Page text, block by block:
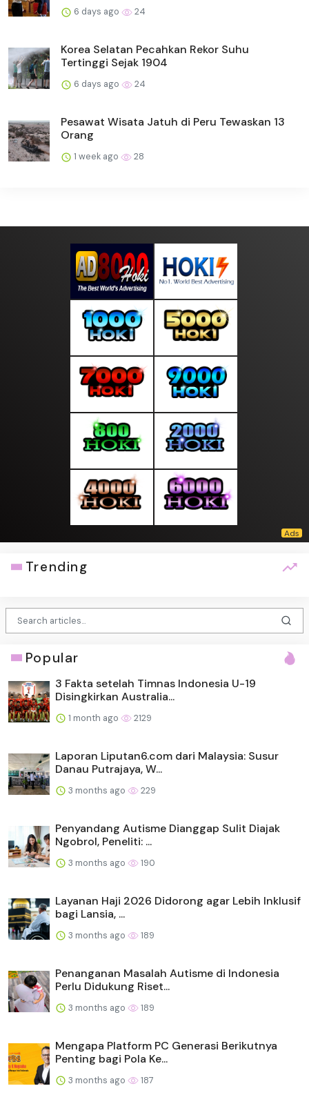
6 days ago 24
Korea Selatan Pecahkan Rekor Suhu
Tertinggi Sejak 1904
6 days ago 24
Pesawat Wisata Jatuh di Peru Tewaskan 13
Orang
1 week ago 28
Trending
Popular
3 Fakta setelah Timnas Indonesia U-19
Disingkirkan Australia...
1 month ago 2129
Laporan Liputan6.com dari Malaysia: Susur
Danau Putrajaya, W...
3 months ago 229
Penyandang Autisme Dianggap Sulit Diajak
Ngobrol, Peneliti: ...
3 months ago 190
Layanan Haji 2026 Didorong agar Lebih Inklusif
bagi Lansia, ...
3 months ago 189
Penanganan Masalah Autisme di Indonesia
Perlu Didukung Riset...
3 months ago 189
Mengapa Platform PC Generasi Berikutnya
Penting bagi Pola Ke...
3 months ago 187